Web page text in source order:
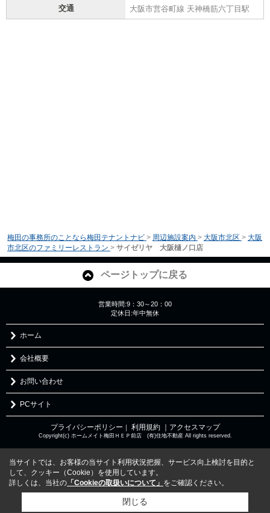
交通 大阪市営谷町線 天神橋筋六丁目駅
梅田の事務所のことなら梅田テナントナビ > 周辺施設案内 > 大阪市北区 > 大阪
市北区のファミリーレストラン > サイゼリヤ 大阪樋ノ口店
ページトップに戻る
営業時間:9：30～20：00
定休日:年中無休
ホーム
会社概要
お問い合わせ
PCサイト
プライバシーポリシー ｜ 利用規約 ｜アクセスマップ
Copyright(c) ホームメイト梅田ＨＥＰ前店 (有)住地不動産 All rights reserved.
当サイトでは、お客様の当サイト利用状況把握、サービス向上検討を目的と
して、クッキー（Cookie）を使用しています。
詳しくは、当社の 「Cookieの取扱いについて」 をご確認ください。
閉じる